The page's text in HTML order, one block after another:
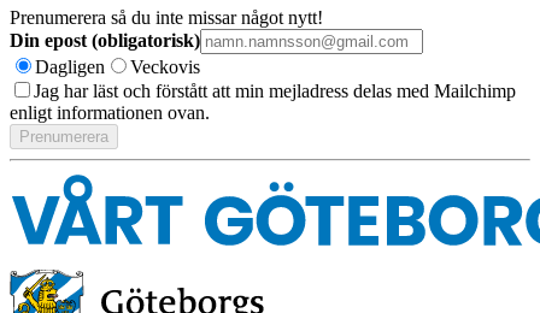
Prenumerera så du inte missar något nytt!
Din epost (obligatorisk)
Dagligen
Veckovis
Jag har läst och förstått att min mejladress delas med Mailchimp
enligt informationen ovan.